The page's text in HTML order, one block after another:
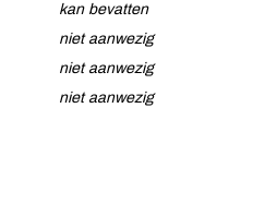
kan bevatten
niet aanwezig
niet aanwezig
niet aanwezig